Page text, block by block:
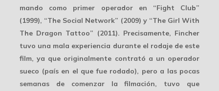
mando como primer operadoren “Fight Club”
(1999), “The Social Network” (2009) y “The Girl With
The Dragon Tattoo” (2011). Precisamente, Fincher
tuvo una mala experiencia durante el rodaje de este
film, ya que originalmente contrató a un operador
sueco (país en el que fue rodado), pero a las pocas
semanas de comenzar la filmación, tuvo que